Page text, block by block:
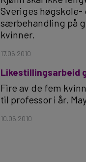
Sveriges
særbehandling på
kvinner.
17.06.2010
Likestillingsarbeid
Fire av de fem
til professor i år.
10.06.2010